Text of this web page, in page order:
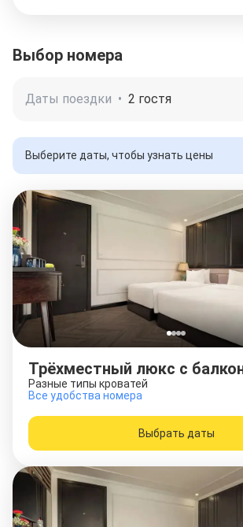
Выбор номера
Даты поездки • 2 гостя
Выберите даты, чтобы узнать цены
Трёхместный люкс с
Разные типы кроватей
Все удобства номера
Выбрать даты